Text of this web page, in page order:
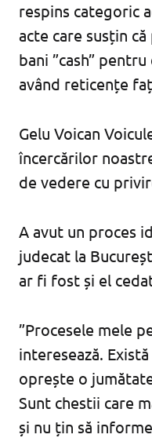
respins categoric
acte care susțin
bani ”cash”
având reticențe
Gelu Voican
încercărilor
de vedere cu
A avut un proces
judecat la
ar fi fost și el
”Procesele mele
interesează.
oprește o
Sunt chestii care
și nu țin să